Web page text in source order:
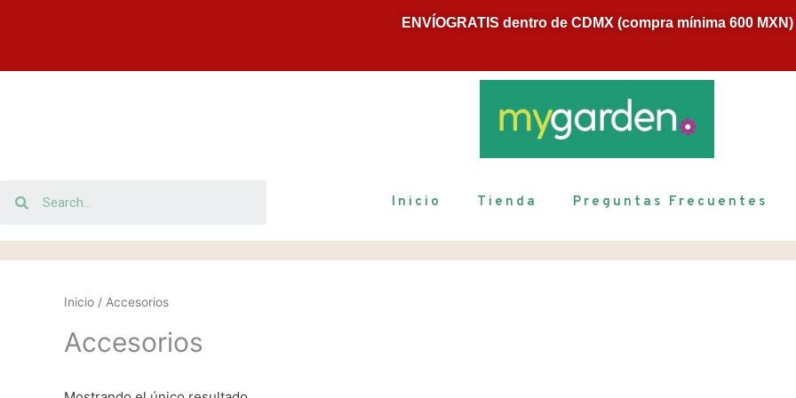
ENVÍOGRATIS dentro de CDMX (compra mínima 600 MXN)
Inicio Tienda Preguntas Frecuentes
Inicio / Accesorios
Accesorios